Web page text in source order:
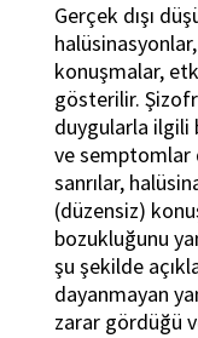
Gerçek dışı
konuşmalar,
gösterilir.
duygularla ilgili
ve semptomlar
sanrılar,
(düzensiz)
bozukluğunu
şu şekilde
dayanmayan
zarar gördüğü